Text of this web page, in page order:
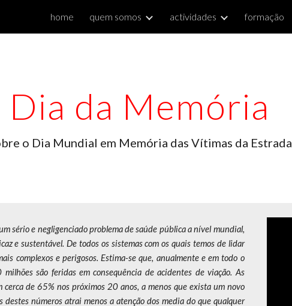
Skip to main content Skip to navigation
home quem somos actividades formação
Dia da Memória
o Dia Mundial em Memória das Vítimas da Estrada
sério e negligenciado problema de saúde pública a nível mundial,
e sustentável. De todos os sistemas com os quais temos de lidar
complexos e perigosos. Estima-se que, anualmente e em todo o
são feridas em consequência de acidentes de viação. As
de 65% nos próximos 20 anos, a menos que exista um novo
números atrai menos a atenção dos media do que qualquer